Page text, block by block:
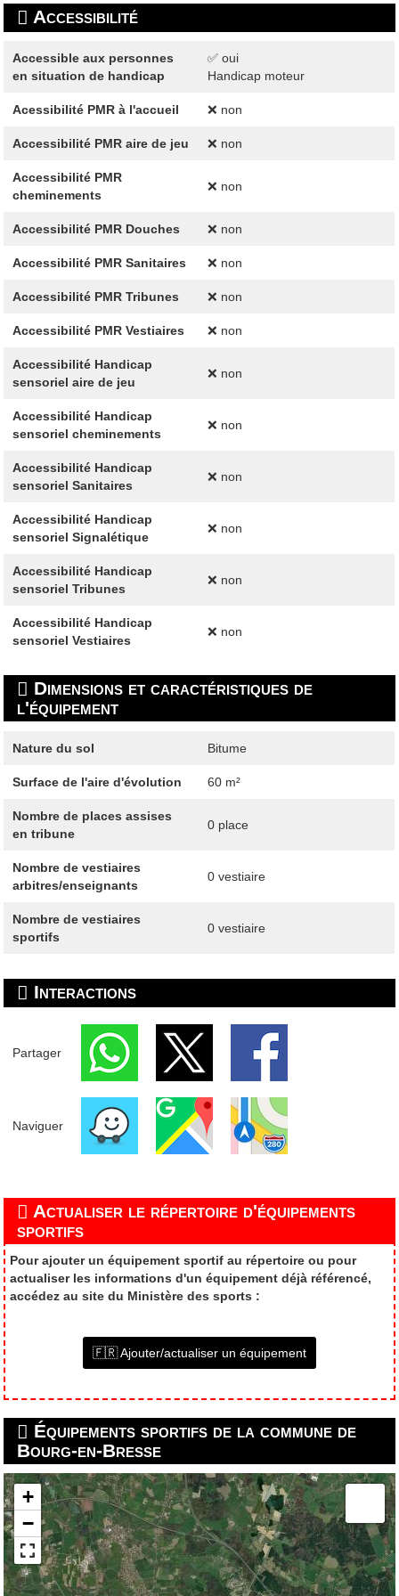
Accessibilité
Accessible aux personnes
en situation de handicap
✅ oui
Handicap moteur
Acessibilité PMR à l'accueil ❌ non
Accessibilité PMR aire de jeu ❌ non
Accessibilité PMR
cheminements
❌ non
Accessibilité PMR Douches ❌ non
Accessibilité PMR Sanitaires ❌ non
Accessibilité PMR Tribunes ❌ non
Accessibilité PMR Vestiaires ❌ non
Accessibilité Handicap
sensoriel aire de jeu
❌ non
Accessibilité Handicap
sensoriel cheminements
❌ non
Accessibilité Handicap
sensoriel Sanitaires
❌ non
Accessibilité Handicap
sensoriel Signalétique
❌ non
Accessibilité Handicap
sensoriel Tribunes
❌ non
Accessibilité Handicap
sensoriel Vestiaires
❌ non
Dimensions et caractéristiques de
l'équipement
Nature du sol Bitume
Surface de l'aire d'évolution 60 m²
Nombre de places assises
en tribune
0 place
Nombre de vestiaires
arbitres/enseignants
0 vestiaire
Nombre de vestiaires
sportifs
0 vestiaire
Interactions
Partager
Naviguer
Actualiser le répertoire d'équipements
sportifs
Pour ajouter un équipement sportif au répertoire ou pour
actualiser les informations d'un équipement déjà référencé,
accédez au site du Ministère des sports :
🇫🇷 Ajouter/actualiser un équipement
Équipements sportifs de la commune de
Bourg-en-Bresse
+
−